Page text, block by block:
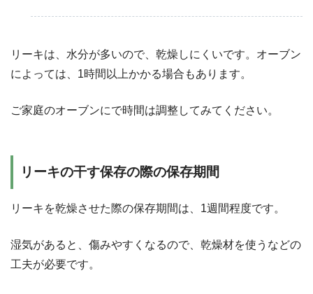
リーキは、水分が多いので、乾燥しにくいです。オーブン
によっては、1時間以上かかる場合もあります。
ご家庭のオーブンにで時間は調整してみてください。
リーキの干す保存の際の保存期間
リーキを乾燥させた際の保存期間は、1週間程度です。
湿気があると、傷みやすくなるので、乾燥材を使うなどの
工夫が必要です。